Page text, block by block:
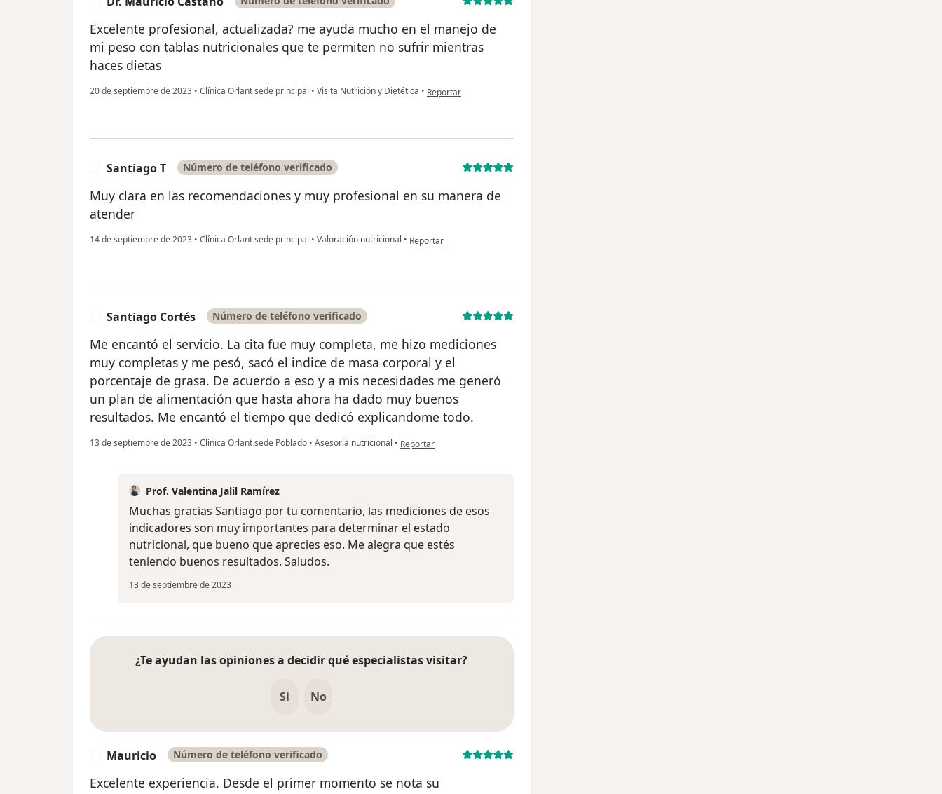
Excelente profesional, actualizada? me ayuda mucho en el manejo de
mi peso con tablas nutricionales que te permiten no sufrir mientras
haces dietas
20 de septiembre de 2023 • Clínica Orlant sede principal • Visita Nutrición y Dietética • en opinión del usuario Dr. Mauricio Castaño
Reportar
Santiago T Número de teléfono verificado
Muy clara en las recomendaciones y muy profesional en su manera de
atender
14 de septiembre de 2023 • Clínica Orlant sede principal • Valoración nutricional • en opinión del usuario Santiago T
Reportar
Santiago Cortés Número de teléfono verificado
Me encantó el servicio. La cita fue muy completa, me hizo mediciones
muy completas y me pesó, sacó el indice de masa corporal y el
porcentaje de grasa. De acuerdo a eso y a mis necesidades me generó
un plan de alimentación que hasta ahora ha dado muy buenos
resultados. Me encantó el tiempo que dedicó explicandome todo.
13 de septiembre de 2023 • Clínica Orlant sede Poblado • Asesoría nutricional • en opinión del usuario Santiago Cortés
Reportar
Prof. Valentina Jalil Ramírez
Muchas gracias Santiago por tu comentario, las mediciones de esos
indicadores son muy importantes para determinar el estado
nutricional, que bueno que aprecies eso. Me alegra que estés
teniendo buenos resultados. Saludos.
13 de septiembre de 2023
¿Te ayudan las opiniones a decidir qué especialistas visitar?
Si No
Mauricio Número de teléfono verificado
Excelente experiencia. Desde el primer momento se nota su